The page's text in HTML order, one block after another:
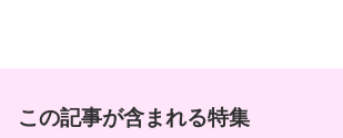
この記事が含まれる特集